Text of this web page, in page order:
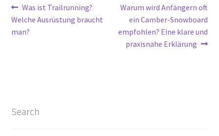
文
章
Previous
post:
Was ist Trailrunning?
Welche Ausrüstung braucht
man?
Next
post:
Warum wird Anfängern oft
ein Camber-Snowboard
empfohlen? Eine klare und
praxisnahe Erklärung
Search